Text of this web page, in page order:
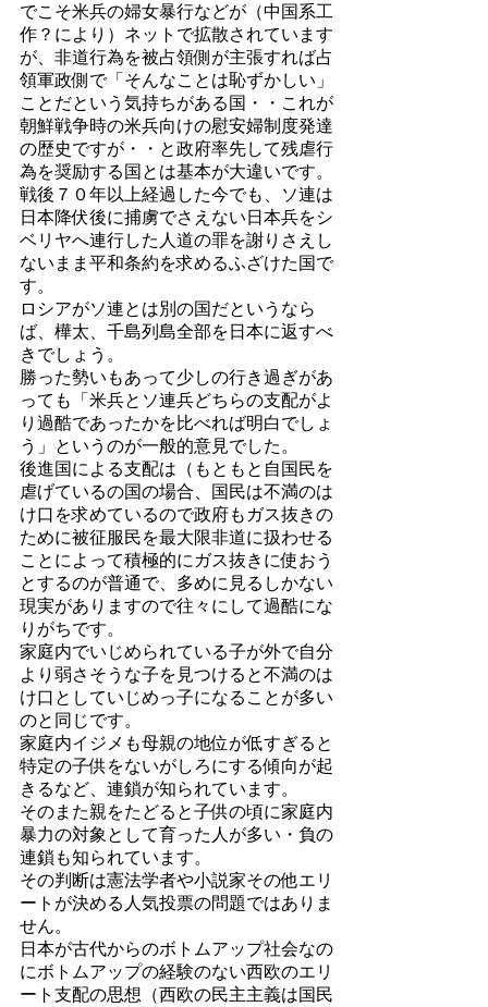
でこそ米兵の婦女暴行などが（中国系工
作？により）ネットで拡散されています
が、非道行為を被占領側が主張すれば占
領軍政側で「そんなことは恥ずかしい」
ことだという気持ちがある国・・これが
朝鮮戦争時の米兵向けの慰安婦制度発達
の歴史ですが・・と政府率先して残虐行
為を奨励する国とは基本が大違いです。
戦後７０年以上経過した今でも、ソ連は
日本降伏後に捕虜でさえない日本兵をシ
ベリヤへ連行した人道の罪を謝りさえし
ないまま平和条約を求めるふざけた国で
す。
ロシアがソ連とは別の国だというなら
ば、樺太、千島列島全部を日本に返すべ
きでしょう。
勝った勢いもあって少しの行き過ぎがあ
っても「米兵とソ連兵どちらの支配がよ
り過酷であったかを比べれば明白でしょ
う」というのが一般的意見でした。
後進国による支配は（もともと自国民を
虐げているの国の場合、国民は不満のは
け口を求めているので政府もガス抜きの
ために被征服民を最大限非道に扱わせる
ことによって積極的にガス抜きに使おう
とするのが普通で、多めに見るしかない
現実がありますので往々にして過酷にな
りがちです。
家庭内でいじめられている子が外で自分
より弱さそうな子を見つけると不満のは
け口としていじめっ子になることが多い
のと同じです。
家庭内イジメも母親の地位が低すぎると
特定の子供をないがしろにする傾向が起
きるなど、連鎖が知られています。
そのまた親をたどると子供の頃に家庭内
暴力の対象として育った人が多い・負の
連鎖も知られています。
その判断は憲法学者や小説家その他エリ
ートが決める人気投票の問題ではありま
せん。
日本が古代からのボトムアップ社会なの
にボトムアップの経験のない西欧のエリ
ート支配の思想（西欧の民主主義は国民